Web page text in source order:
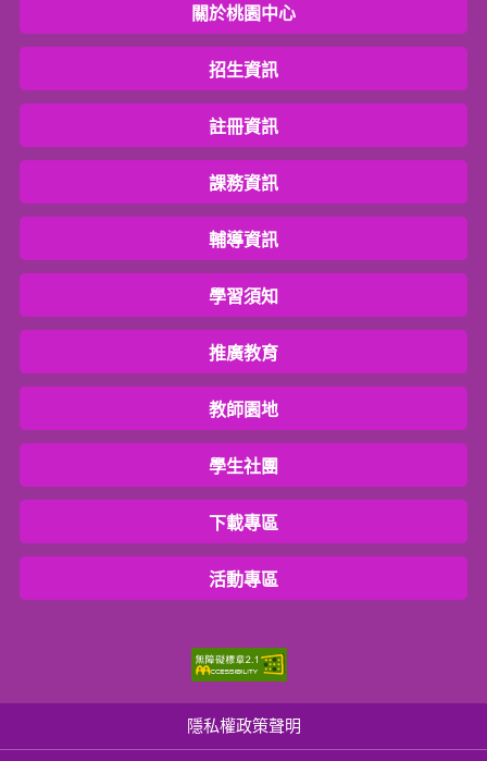
關於桃園中心
招生資訊
註冊資訊
課務資訊
輔導資訊
學習須知
推廣教育
教師園地
學生社團
下載專區
活動專區
隱私權政策聲明